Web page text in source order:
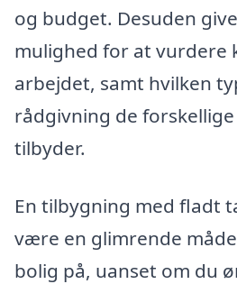
og budget. Desuden
mulighed for at vurdere
arbejdet, samt hvilken
rådgivning de
tilbyder.
En tilbygning med fladt
være en glimrende
bolig på, uanset om du